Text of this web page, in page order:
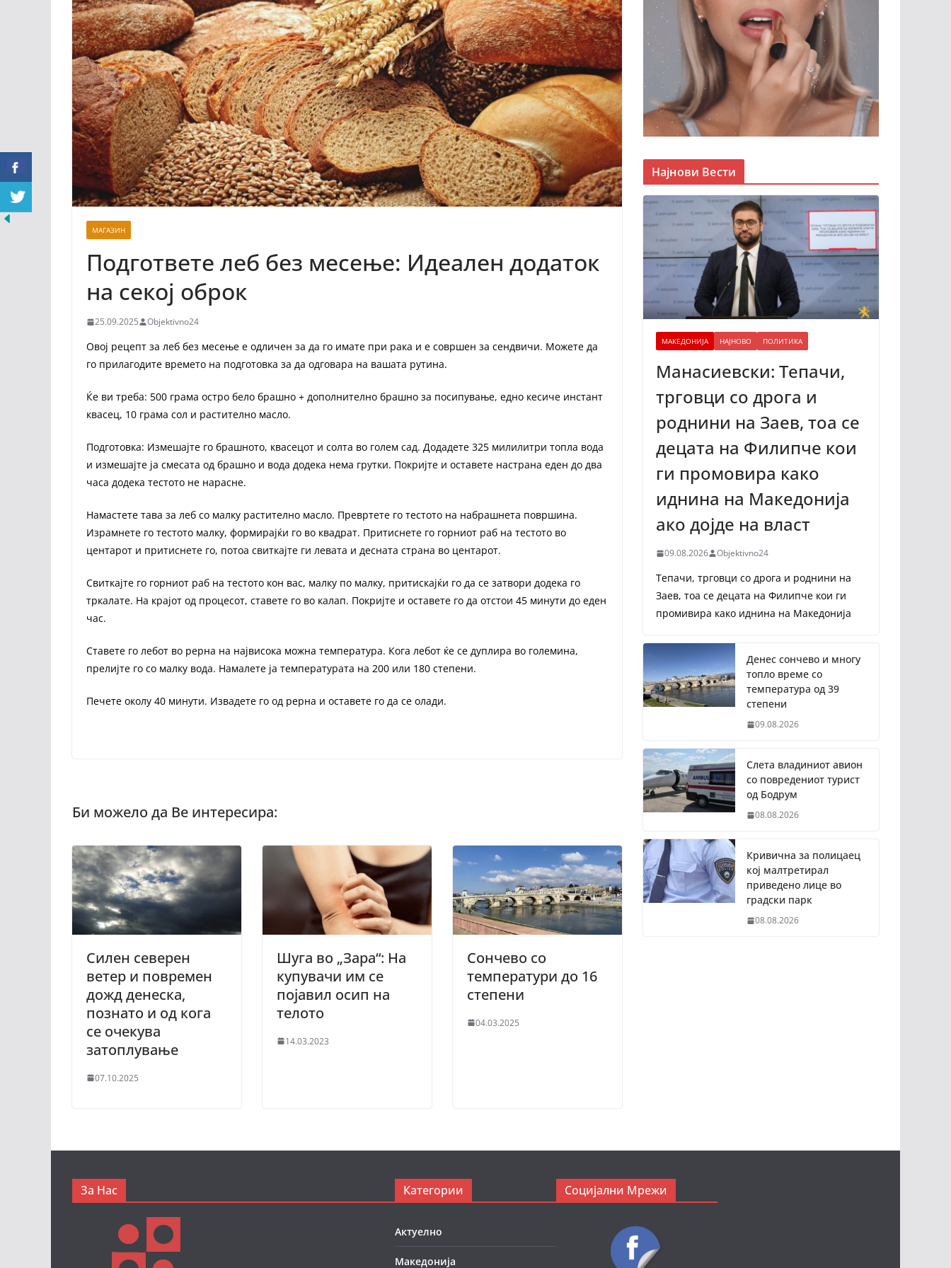
МАГАЗИН
Подгответе леб без месење: Идеален додаток
на секој оброк
25.09.2025 Objektivno24
Овој рецепт за леб без месење е одличен за да го имате при рака и е совршен за сендвичи. Можете да
го прилагодите времето на подготовка за да одговара на вашата рутина.
Ќе ви треба: 500 грама остро бело брашно + дополнително брашно за посипување, едно кесиче инстант
квасец, 10 грама сол и растително масло.
Подготовка: Измешајте го брашното, квасецот и солта во голем сад. Додадете 325 милилитри топла вода
и измешајте ја смесата од брашно и вода додека нема грутки. Покријте и оставете настрана еден до два
часа додека тестото не нарасне.
Намастете тава за леб со малку растително масло. Превртете го тестото на набрашнета површина.
Израмнете го тестото малку, формирајќи го во квадрат. Притиснете го горниот раб на тестото во
центарот и притиснете го, потоа свиткајте ги левата и десната страна во центарот.
Свиткајте го горниот раб на тестото кон вас, малку по малку, притискајќи го да се затвори додека го
тркалате. На крајот од процесот, ставете го во калап. Покријте и оставете го да отстои 45 минути до еден
час.
Ставете го лебот во рерна на највисока можна температура. Кога лебот ќе се дуплира во големина,
прелијте го со малку вода. Намалете ја температурата на 200 или 180 степени.
Печете околу 40 минути. Извадете го од рерна и оставете го да се олади.
Силен северен
ветер и повремен
дожд денеска,
познато и од кога
се очекува
затоплување
07.10.2025
Шуга во „Зара“: На
купувачи им се
појавил осип на
телото
14.03.2023
Сончево со
температури до 16
степени
04.03.2025
Најнови Вести
МАКЕДОНИЈА НАЈНОВО ПОЛИТИКА
Манасиевски: Тепачи,
трговци со дрога и
роднини на Заев, тоа се
децата на Филипче кои
ги промoвира како
иднина на Македонија
ако дојде на власт
09.08.2026 Objektivno24
Тепачи, трговци со дрога и роднини на
Заев, тоа се децата на Филипче кои ги
промивира како иднина на Македонија
Денес сончево и многу
топло време со
температура од 39
степени
09.08.2026
Слета владиниот авион
со повредениот турист
од Бодрум
08.08.2026
Кривична за полицаец
кој малтретирал
приведено лице во
градски парк
08.08.2026
За Нас Категории
Актуелно
Македонија
Социјални Мрежи